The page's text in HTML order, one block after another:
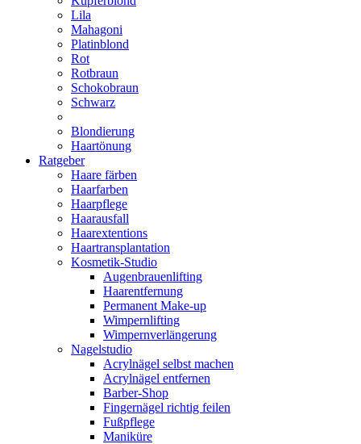
Lila
Mahagoni
Platinblond
Rot
Rotbraun
Schokobraun
Schwarz
Blondierung
Haartönung
Ratgeber
Haare färben
Haarfarben
Haarpflege
Haarausfall
Haarextentions
Haartransplantation
Kosmetik-Studio
Augenbrauenlifting
Haarentfernung
Permanent Make-up
Wimpernlifting
Wimpernverlängerung
Nagelstudio
Acrylnägel selbst machen
Acrylnägel entfernen
Barber-Shop
Fingernägel richtig feilen
Fußpflege
Maniküre